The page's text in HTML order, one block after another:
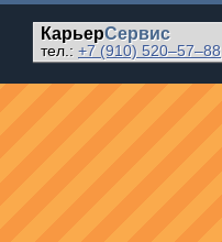
КарьерСервис
тел.: +7 (910) 520–57–88